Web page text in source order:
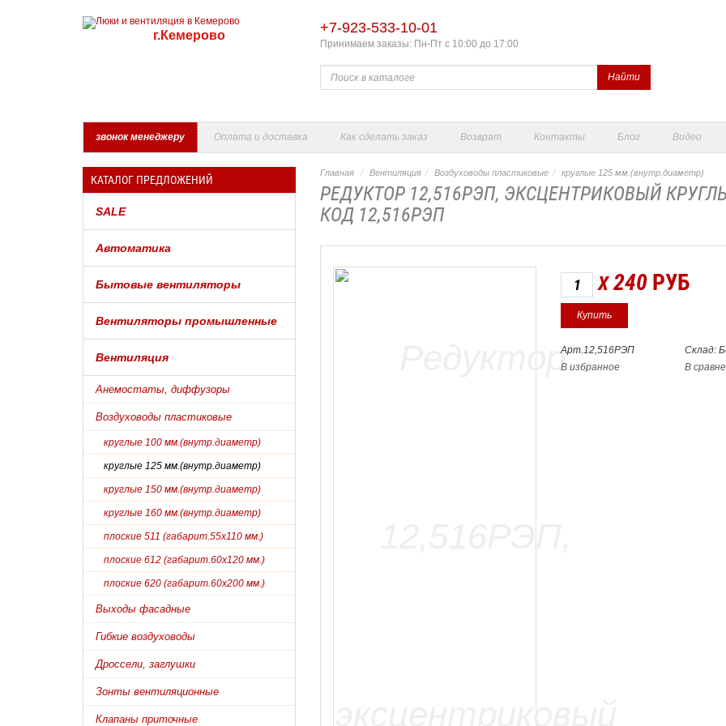
г.Кемерово +7-923-533-10-01
Принимаем заказы: Пн-Пт с 10:00 до 17:00
Найти
звонок менеджеру Оплата и доставка Как сделать заказ Возврат Контакты Блог Видео
КАТАЛОГ ПРЕДЛОЖЕНИЙ
SALE
Автоматика
Бытовые вентиляторы
Вентиляторы промышленные
Вентиляция
Анемостаты, диффузоры
Воздуховоды пластиковые
круглые 100 мм.(внутр.диаметр)
круглые 125 мм.(внутр.диаметр)
круглые 150 мм.(внутр.диаметр)
круглые 160 мм.(внутр.диаметр)
плоские 511 (габарит.55х110 мм.)
плоские 612 (габарит.60х120 мм.)
плоские 620 (габарит.60х200 мм.)
Выходы фасадные
Гибкие воздуховоды
Дроссели, заглушки
Зонты вентиляционные
Клапаны приточные
Главная Вентиляция Воздуховоды пластиковые круглые 125 мм.(внутр.диаметр)
РЕДУКТОР 12,516РЭП, ЭКСЦЕНТРИКОВЫЙ
КОД 12,516РЭП
X 240 РУБ
Арт.12,516РЭП
Склад:
В избранное
В